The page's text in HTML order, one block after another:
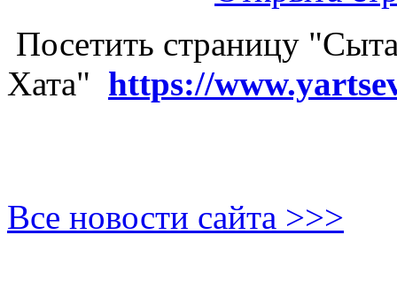
Посетить страницу
Хата" https://
Все новости сайта >>>